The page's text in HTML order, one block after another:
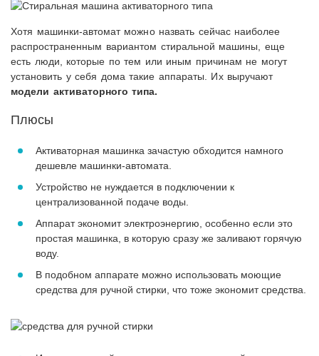
Хотя машинки-автомат можно назвать сейчас наиболее
распространенным вариантом стиральной машины, еще
есть люди, которые по тем или иным причинам не могут
установить у себя дома такие аппараты. Их выручают
модели активаторного типа.
Плюсы
Активаторная машинка зачастую обходится намного
дешевле машинки-автомата.
Устройство не нуждается в подключении к
централизованной подаче воды.
Аппарат экономит электроэнергию, особенно если это
простая машинка, в которую сразу же заливают горячую
воду.
В подобном аппарате можно использовать моющие
средства для ручной стирки, что тоже экономит средства.